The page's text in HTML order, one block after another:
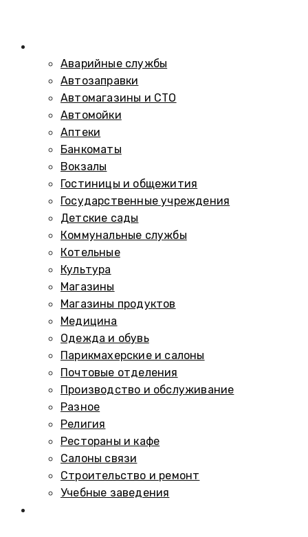
Аварийные службы
Автозаправки
Автомагазины и СТО
Автомойки
Аптеки
Банкоматы
Вокзалы
Гостиницы и общежития
Государственные учреждения
Детские сады
Коммунальные службы
Котельные
Культура
Магазины
Магазины продуктов
Медицина
Одежда и обувь
Парикмахерские и салоны
Почтовые отделения
Производство и обслуживание
Разное
Религия
Рестораны и кафе
Салоны связи
Строительство и ремонт
Учебные заведения